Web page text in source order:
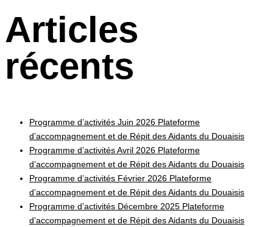
Articles
récents
Programme d’activités Juin 2026 Plateforme
d’accompagnement et de Répit des Aidants du Douaisis
Programme d’activités Avril 2026 Plateforme
d’accompagnement et de Répit des Aidants du Douaisis
Programme d’activités Février 2026 Plateforme
d’accompagnement et de Répit des Aidants du Douaisis
Programme d’activités Décembre 2025 Plateforme
d’accompagnement et de Répit des Aidants du Douaisis